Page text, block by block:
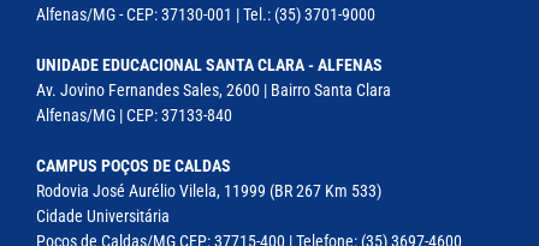
Alfenas/MG - CEP: 37130-001 | Tel.: (35) 3701-9000
UNIDADE EDUCACIONAL SANTA CLARA - ALFENAS
Av. Jovino Fernandes Sales, 2600 | Bairro Santa Clara
Alfenas/MG | CEP: 37133-840
CAMPUS POÇOS DE CALDAS
Rodovia José Aurélio Vilela, 11999 (BR 267 Km 533)
Cidade Universitária
Poços de Caldas/MG CEP: 37715-400 | Telefone: (35) 3697-4600